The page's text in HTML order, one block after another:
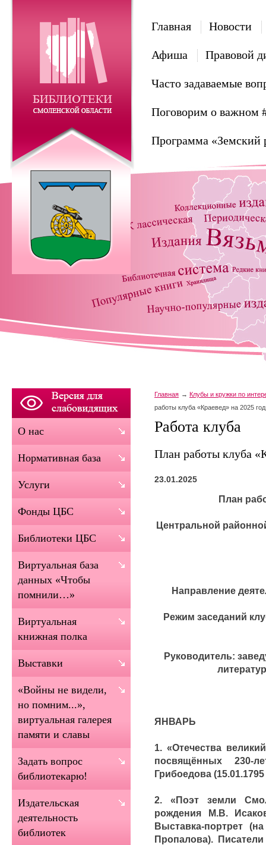
Главная Новости
Афиша Правовой
Часто задаваемые
Поговорим о важном
Программа «Земский
Главная
Клубы и кружки по
работы клуба «Краевед» на 2025 год
Работа клуба
План работы клуба
23.01.2025
План
Центральной
Направление
Режим заседаний
Руководитель:
ЯНВАРЬ
1. «Отечества
посвящённых
Грибоедова (15.01.1795
2. «Поэт земли
рождения М.В.
Выставка-портрет
Пропалова).
О нас
Нормативная база
Услуги
Фонды ЦБС
Библиотеки ЦБС
Виртуальная база
данных «Чтобы
помнили…»
Виртуальная
книжная полка
Выставки
«Войны не видели,
но помним...»,
виртуальная галерея
памяти и славы
Задать вопрос
библиотекарю!
Издательская
деятельность
библиотек